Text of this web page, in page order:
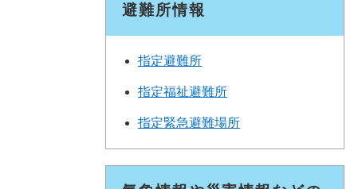
避難所情報
指定避難所
指定福祉避難所
指定緊急避難場所